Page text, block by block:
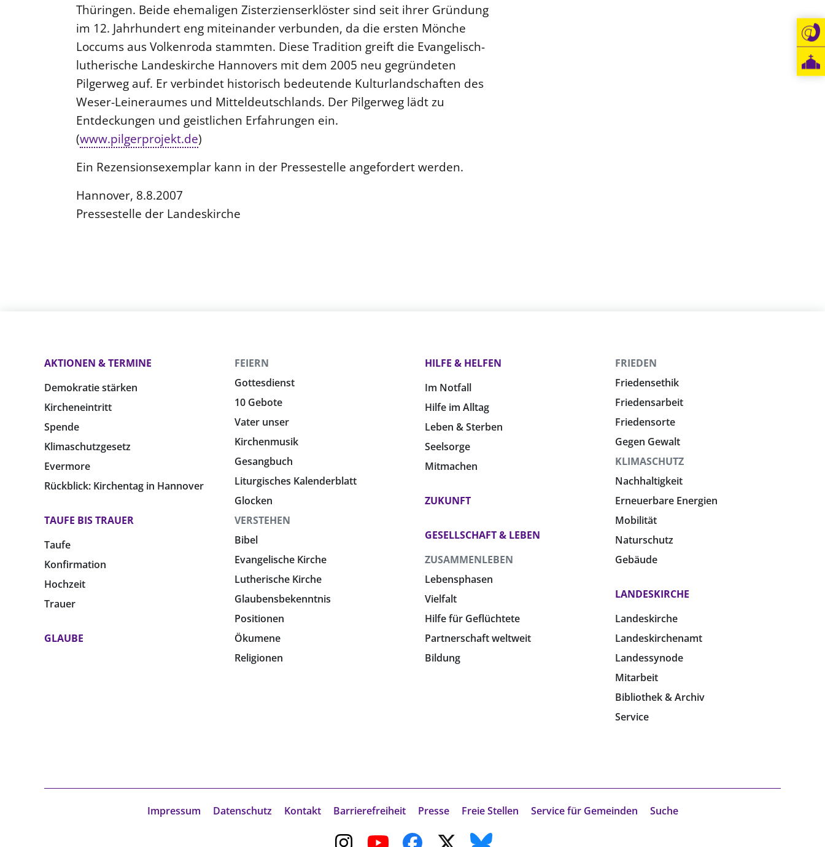
Thüringen. Beide ehemaligen Zisterzienserklöster sind seit ihrer Gründung
im 12. Jahrhundert eng miteinander verbunden, da die ersten Mönche
Loccums aus Volkenroda stammten. Diese Tradition greift die Evangelisch-
lutherische Landeskirche Hannovers mit dem 2005 neu gegründeten
Pilgerweg auf. Er verbindet historisch bedeutende Kulturlandschaften des
Weser-Leineraumes und Mitteldeutschlands. Der Pilgerweg lädt zu
Entdeckungen und geistlichen Erfahrungen ein.
(www.pilgerprojekt.de)
Ein Rezensionsexemplar kann in der Pressestelle angefordert werden.
Hannover, 8.8.2007
Pressestelle der Landeskirche
AKTIONEN & TERMINE
Demokratie stärken
Kircheneintritt
Spende
Klimaschutzgesetz
Evermore
Rückblick: Kirchentag in Hannover
TAUFE BIS TRAUER
Taufe
Konfirmation
Hochzeit
Trauer
GLAUBE
FEIERN
Gottesdienst
10 Gebote
Vater unser
Kirchenmusik
Gesangbuch
Liturgisches Kalenderblatt
Glocken
VERSTEHEN
Bibel
Evangelische Kirche
Lutherische Kirche
Glaubensbekenntnis
Positionen
Ökumene
Religionen
HILFE & HELFEN
Im Notfall
Hilfe im Alltag
Leben & Sterben
Seelsorge
Mitmachen
ZUKUNFT
GESELLSCHAFT & LEBEN
ZUSAMMENLEBEN
Lebensphasen
Vielfalt
Hilfe für Geflüchtete
Partnerschaft weltweit
Bildung
FRIEDEN
Friedensethik
Friedensarbeit
Friedensorte
Gegen Gewalt
KLIMASCHUTZ
Nachhaltigkeit
Erneuerbare Energien
Mobilität
Naturschutz
Gebäude
LANDESKIRCHE
Landeskirche
Landeskirchenamt
Landessynode
Mitarbeit
Bibliothek & Archiv
Service
Impressum Datenschutz Kontakt Barrierefreiheit Presse Freie Stellen Service für Gemeinden Suche